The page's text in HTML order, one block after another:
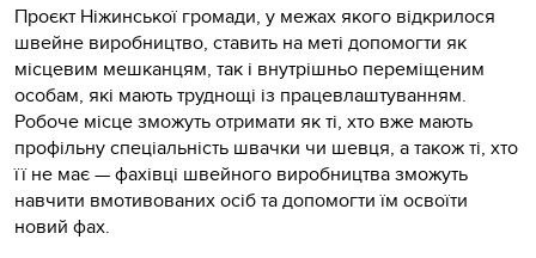
Проєкт Ніжинської громади, у межах якого відкрилося
швейне виробництво, ставить на меті допомогти як
місцевим мешканцям, так і внутрішньо переміщеним
особам, які мають труднощі із працевлаштуванням.
Робоче місце зможуть отримати як ті, хто вже мають
профільну спеціальність швачки чи шевця, а також ті, хто
її не має — фахівці швейного виробництва зможуть
навчити вмотивованих осіб та допомогти їм освоїти
новий фах.